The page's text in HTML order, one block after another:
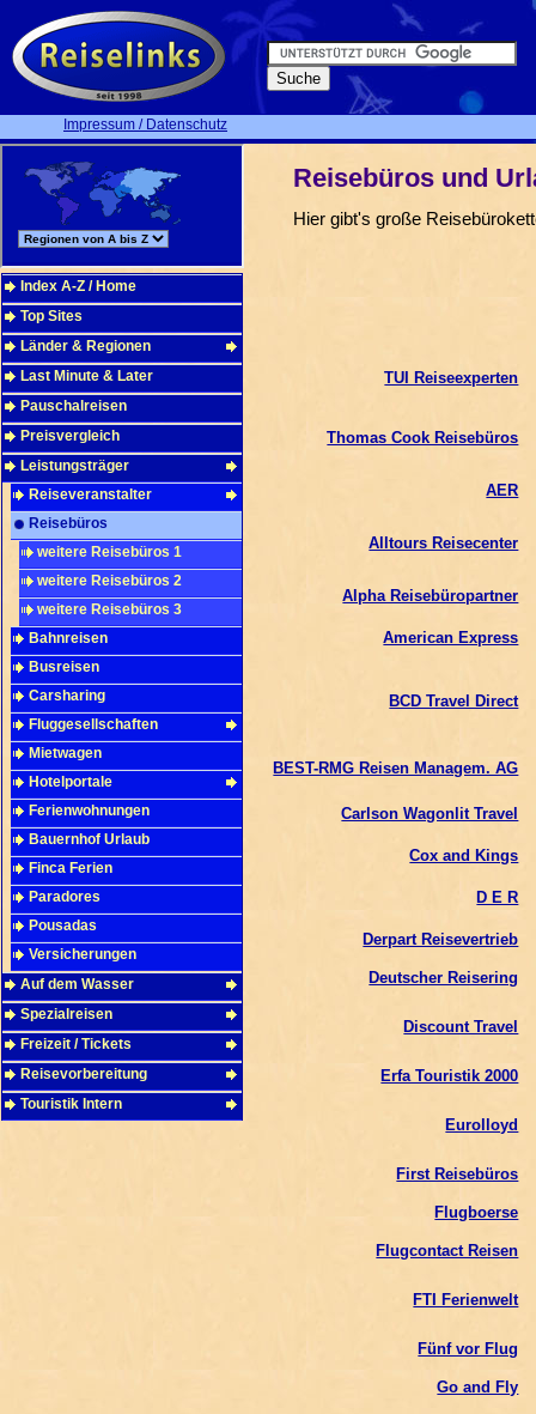
Impressum / Datenschutz
Index A-Z / Home
Top Sites
Länder & Regionen
Last Minute & Later
Pauschalreisen
Preisvergleich
Leistungsträger
Reiseveranstalter
Reisebüros
weitere Reisebüros 1
weitere Reisebüros 2
weitere Reisebüros 3
Bahnreisen
Busreisen
Carsharing
Fluggesellschaften
Mietwagen
Hotelportale
Ferienwohnungen
Bauernhof Urlaub
Finca Ferien
Paradores
Pousadas
Versicherungen
Auf dem Wasser
Spezialreisen
Freizeit / Tickets
Reisevorbereitung
Touristik Intern
Reisebüros und
Hier gibt's große
TUI Reiseexperten
Thomas Cook Reisebüros
AER
Alltours Reisecenter
Alpha Reisebüropartner
American Express
BCD Travel Direct
BEST-RMG Reisen Managem. AG
Carlson Wagonlit Travel
Cox and Kings
D E R
Derpart Reisevertrieb
Deutscher Reisering
Discount Travel
Erfa Touristik 2000
Eurolloyd
First Reisebüros
Flugboerse
Flugcontact Reisen
FTI Ferienwelt
Fünf vor Flug
Go and Fly